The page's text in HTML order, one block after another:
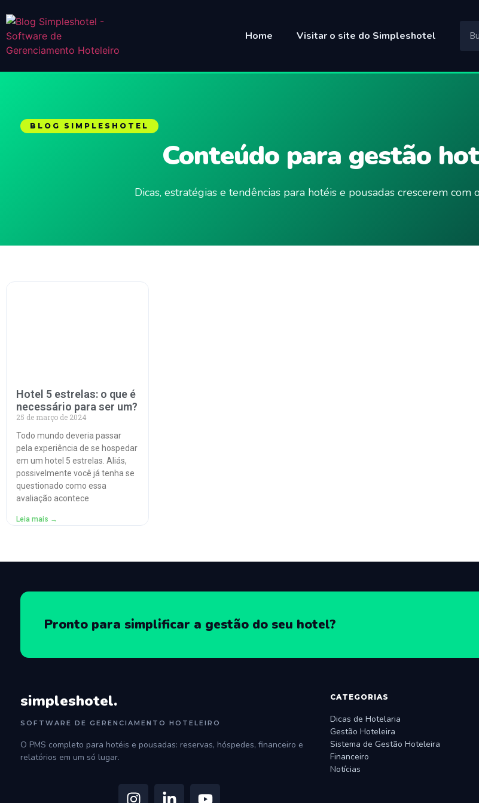
Home Visitar o site do Simpleshotel
BLOG SIMPLESHOTEL
Conteúdo para gestão
Dicas, estratégias e tendências para hotéis e pousadas crescerem com
Hotel 5 estrelas: o que é
necessário para ser um?
25 de março de 2024
Todo mundo deveria passar
pela experiência de se hospedar
em um hotel 5 estrelas. Aliás,
possivelmente você já tenha se
questionado como essa
avaliação acontece
Leia mais →
Pronto para simplificar a gestão do seu hotel?
simpleshotel.
SOFTWARE DE GERENCIAMENTO HOTELEIRO
O PMS completo para hotéis e pousadas: reservas, hóspedes, financeiro e
relatórios em um só lugar.
CATEGORIAS
Dicas de Hotelaria
Gestão Hoteleira
Sistema de Gestão Hoteleira
Financeiro
Notícias